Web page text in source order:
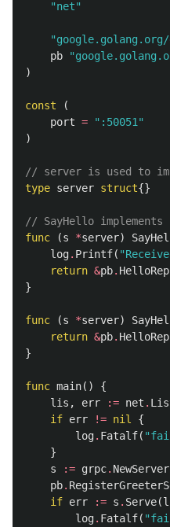
"net"
pb
)
const
(
port =
":50051"
)
// server is used to
type server struct{}
// SayHello
func
(s *server)
log. Printf(
return &pb.
}
func (s *server)
return &pb.
}
func main()
{
lis , err := net .
if err != nil
{
log. Fatalf(
}
s
:= grpc. NewServer
pb.
if err := s . Serve(
log. Fatalf(